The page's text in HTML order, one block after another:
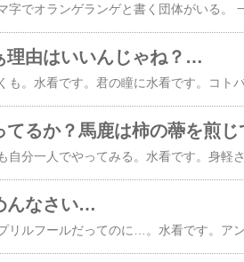
理由はいいんじゃね？…
んなさい…